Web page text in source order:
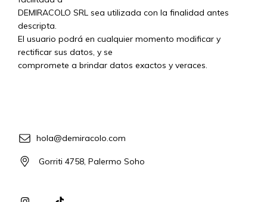
DEMIRACOLO SRL sea utilizada con la finalidad antes
descripta.
El usuario podrá en cualquier momento modificar y
rectificar sus datos, y se
compromete a brindar datos exactos y veraces.
hola@demiracolo.com
Gorriti 4758, Palermo Soho